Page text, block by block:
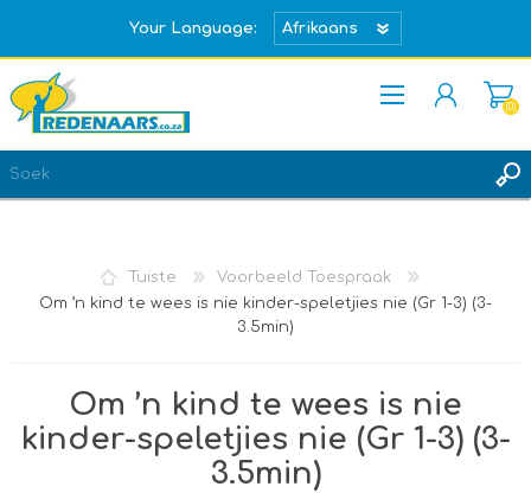
Your Language:
REGISTREER
(0)
Tuiste
Voorbeeld Toespraak
Om ’n kind te wees is nie kinder-speletjies nie (Gr 1-3) (3-
3.5min)
Om ’n kind te wees is nie
kinder-speletjies nie (Gr 1-3) (3-
3.5min)